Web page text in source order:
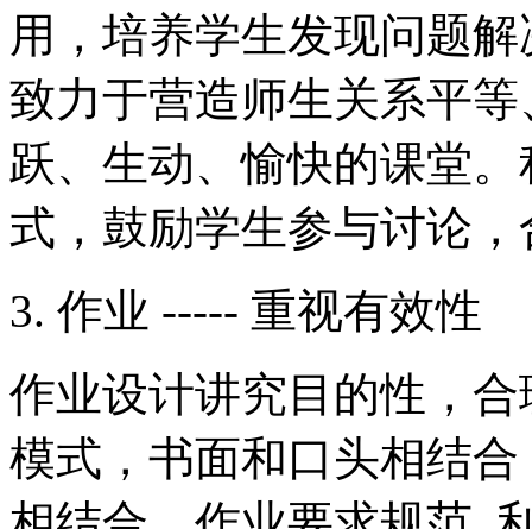
用，培养学生发现问题
致力于营造师生关系平
跃、生动、愉快的课堂
式，鼓励学生参与讨论
3. 作业 ----- 重视有效性
作业设计讲究目的性，
模式，书面和口头相结